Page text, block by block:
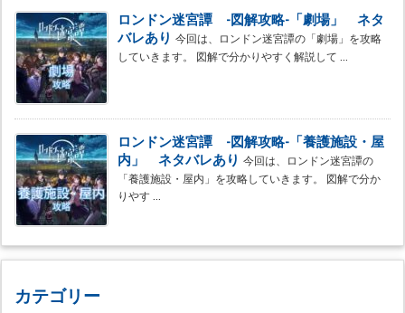
ロンドン迷宮譚 -図解攻略-「劇場」 ネタ
バレあり 今回は、ロンドン迷宮譚の「劇場」を攻略
していきます。 図解で分かりやすく解説して ...
ロンドン迷宮譚 -図解攻略-「養護施設・屋
内」 ネタバレあり 今回は、ロンドン迷宮譚の
「養護施設・屋内」を攻略していきます。 図解で分か
りやす ...
カテゴリー